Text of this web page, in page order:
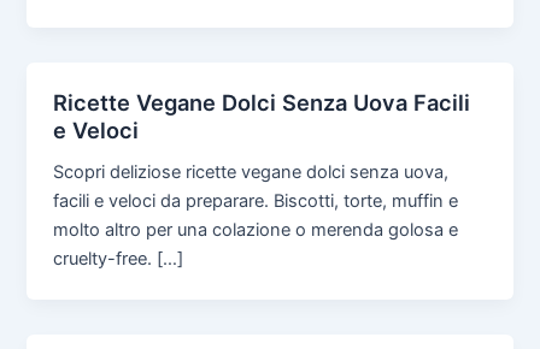
Ricette Vegane Dolci Senza Uova Facili
e Veloci
Scopri deliziose ricette vegane dolci senza uova,
facili e veloci da preparare. Biscotti, torte, muffin e
molto altro per una colazione o merenda golosa e
cruelty-free. […]